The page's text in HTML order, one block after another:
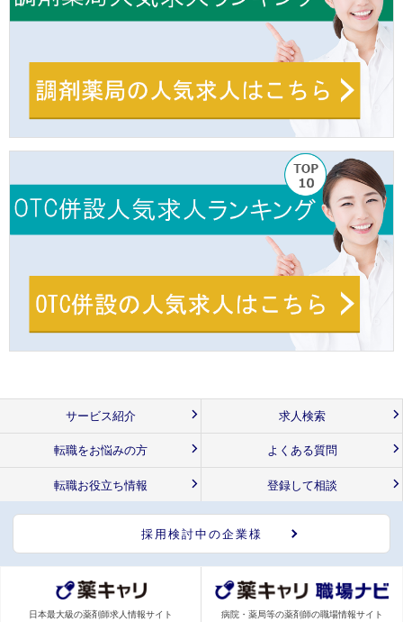
サービス紹介 求人検索
転職をお悩みの方 よくある質問
転職お役立ち情報 登録して相談
採用検討中の企業様
日本最大級の薬剤師求人情報サイト 病院・薬局等の薬剤師の職場情報サイト